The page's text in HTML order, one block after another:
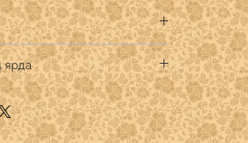
Fabrics
премиум
ярда
кратном 1/4 ярда.
указывать:
-1